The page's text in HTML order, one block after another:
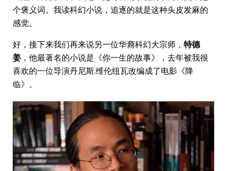
个褒义词。我读科幻小说，追逐的就是这种头皮发麻的
感觉。
好，接下来我们再来说另一位华裔科幻大宗师， 特德
姜 ，他最著名的小说是《你一生的故事》，去年被我很
喜欢的一位导演丹尼斯.维伦纽瓦改编成了电影《降
临》。